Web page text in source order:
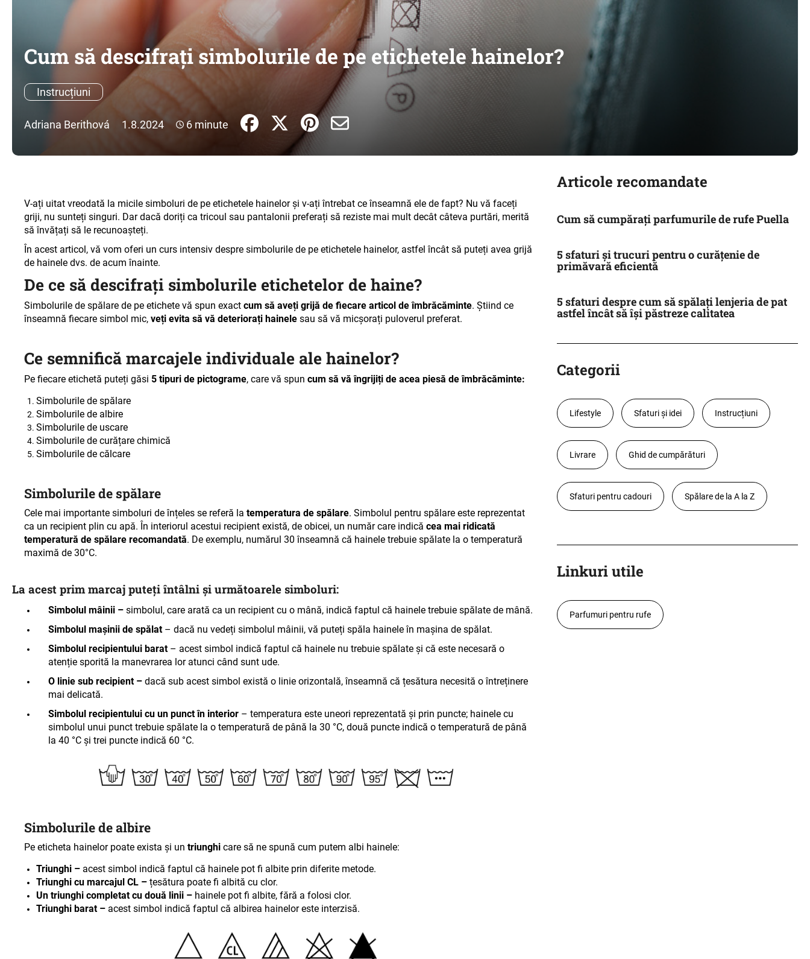
Cum să descifrați simbolurile de pe etichetele hainelor?
Instrucțiuni
Adriana Berithová 1.8.2024 6 minute
V-ați uitat vreodată la micile simboluri de pe etichetele hainelor și v-ați întrebat ce înseamnă ele de fapt? Nu vă faceți
griji, nu sunteți singuri. Dar dacă doriți ca tricoul sau pantalonii preferați să reziste mai mult decât câteva purtări, merită
să învățați să le recunoașteți.
În acest articol, vă vom oferi un curs intensiv despre simbolurile de pe etichetele hainelor, astfel încât să puteți avea grijă
de hainele dvs. de acum înainte.
De ce să descifrați simbolurile etichetelor de haine?
Simbolurile de spălare de pe etichete vă spun exact cum să aveți grijă de fiecare articol de îmbrăcăminte. Știind ce
înseamnă fiecare simbol mic, veți evita să vă deteriorați hainele sau să vă micșorați puloverul preferat.
Ce semnifică marcajele individuale ale hainelor?
Pe fiecare etichetă puteți găsi 5 tipuri de pictograme, care vă spun cum să vă îngrijiți de acea piesă de îmbrăcăminte:
Simbolurile de spălare
Simbolurile de albire
Simbolurile de uscare
Simbolurile de curățare chimică
Simbolurile de călcare
Simbolurile de spălare
Cele mai importante simboluri de înțeles se referă la temperatura de spălare. Simbolul pentru spălare este reprezentat
ca un recipient plin cu apă. În interiorul acestui recipient există, de obicei, un număr care indică cea mai ridicată
temperatură de spălare recomandată. De exemplu, numărul 30 înseamnă că hainele trebuie spălate la o temperatură
maximă de 30°C.
La acest prim marcaj puteți întâlni și următoarele simboluri:
Simbolul mâinii – simbolul, care arată ca un recipient cu o mână, indică faptul că hainele trebuie spălate de mână.
Simbolul mașinii de spălat– dacă nu vedeți simbolul mâinii, vă puteți spăla hainele în mașina de spălat.
Simbolul recipientului barat– acest simbol indică faptul că hainele nu trebuie spălate și că este necesară o
atenție sporită la manevrarea lor atunci când sunt ude.
O linie sub recipient – dacă sub acest simbol există o linie orizontală, înseamnă că țesătura necesită o întreținere
mai delicată.
Simbolul recipientului cu un punct în interior – temperatura este uneori reprezentată și prin puncte; hainele cu
simbolul unui punct trebuie spălate la o temperatură de până la 30 °C, două puncte indică o temperatură de până
la 40 °C și trei puncte indică 60 °C.
Simbolurile de albire
Pe eticheta hainelor poate exista și un triunghi care să ne spună cum putem albi hainele:
Triunghi – acest simbol indică faptul că hainele pot fi albite prin diferite metode.
Triunghi cu marcajul CL – țesătura poate fi albită cu clor.
Un triunghi completat cu două linii – hainele pot fi albite, fără a folosi clor.
Triunghi barat – acest simbol indică faptul că albirea hainelor este interzisă.
Articole recomandate
Cum să cumpărați parfumurile de rufe Puella
5 sfaturi și trucuri pentru o curățenie de
primăvară eficientă
5 sfaturi despre cum să spălați lenjeria de pat
astfel încât să își păstreze calitatea
Categorii
Lifestyle Sfaturi și idei Instrucțiuni
Livrare Ghid de cumpărături
Sfaturi pentru cadouri Spălare de la A la Z
Linkuri utile
Parfumuri pentru rufe